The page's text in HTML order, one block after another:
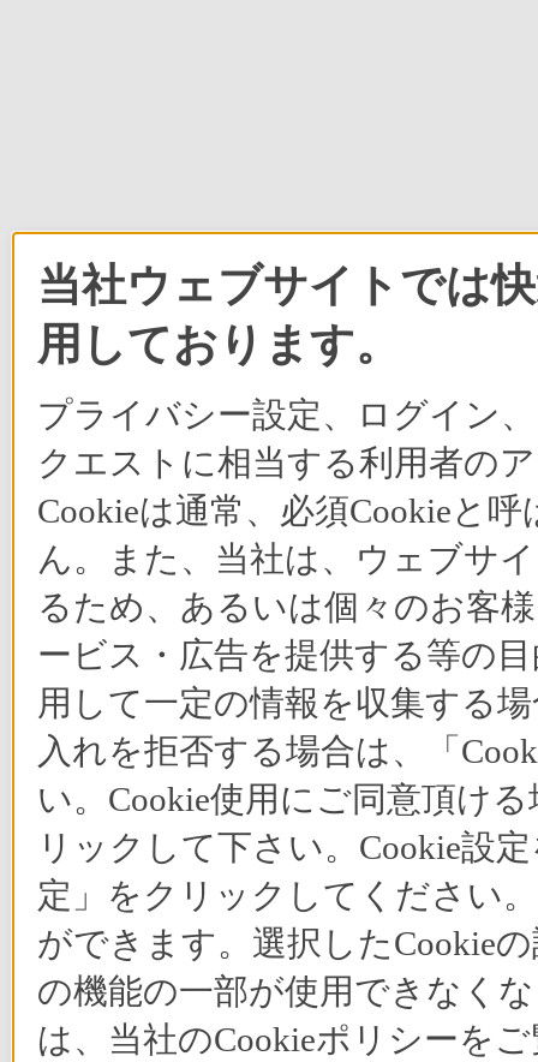
当社ウェブサイトでは
用しております。
プライバシー設定、ログイン
クエストに相当する利用者の
Cookieは通常、必須Cookieと
ん。また、当社は、ウェブサ
るため、あるいは個々のお客
ービス・広告を提供する等の
用して一定の情報を収集する
入れを拒否する場合は、「
い。Cookie使用にご同意頂け
リックして下さい。Cookie設
定」をクリックしてください
ができます。選択したCookie
の機能の一部が使用できなく
は、当社のCookieポリシーを